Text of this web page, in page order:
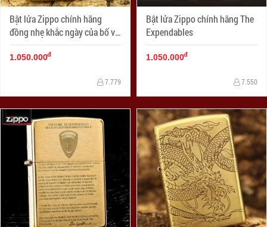
Bật lửa Zippo chính hãng
đồng nhẹ khắc ngày của bố vô
cùng ý nghĩa
1.050.000đ
7.779
Bật lửa Zippo chính hãng The
Expendables
1.050.000đ
7.550